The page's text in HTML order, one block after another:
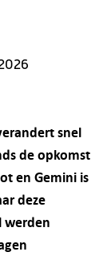
snel
de opkomst
en Gemini is
deze
werden